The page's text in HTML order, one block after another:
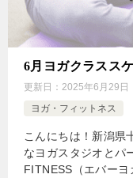
6月ヨガクラスス
更新日： 2025年6月29日
ヨガ・フィットネス
こんにちは！新潟県
なヨガスタジオとパ
FITNESS（エバー